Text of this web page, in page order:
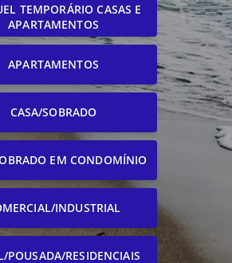
TEMPORÁRIO CASAS E
APARTAMENTOS
APARTAMENTOS
CASA/SOBRADO
EM CONDOMÍNIO
INDUSTRIAL
POUSADA/RESIDENCIAIS